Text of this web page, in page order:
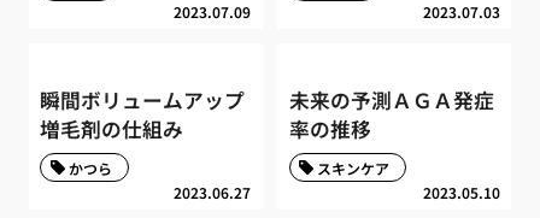
2023.07.09 2023.07.03
瞬間ボリュームアップ
増毛剤の仕組み
2023.06.27
かつら
未来の予測ＡＧＡ発症
率の推移
2023.05.10
スキンケア